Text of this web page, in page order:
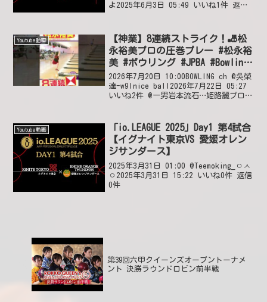
よ2025年6月3日 05:49 いいね1件 返信2
した瞬間出てクソがぁっ！！...
Youtube動画
【神業】8連続ストライク！🎳松
永裕美プロの圧巻プレー #松永裕
美 #ボウリング #JPBA #Bowling
#ストライク #ショート #shorts
#short #ボウリングch #strike
2026年7月20日 10:00BOWLING ch @吳榮
達-w9lnice ball2026年7月22日 05:27
いいね2件 @一男岩本流石…姫路麗プロ
ウ...
Youtube動画
「io.LEAGUE 2025」Day1 第4試合
【イグナイト東京VS 愛媛オレン
ジサンダース】
2025年3月31日 01:00 @Teemoking_ㅇㅅ
ㅇ2025年3月31日 15:22 いいね0件 返信
0件
第39回六甲クイーンズオープントーナメ
ント 決勝ラウンドロビン前半戦